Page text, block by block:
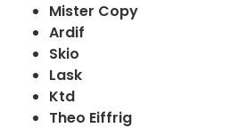
Mister Copy
Ardif
Skio
Lask
Ktd
Theo Eiffrig